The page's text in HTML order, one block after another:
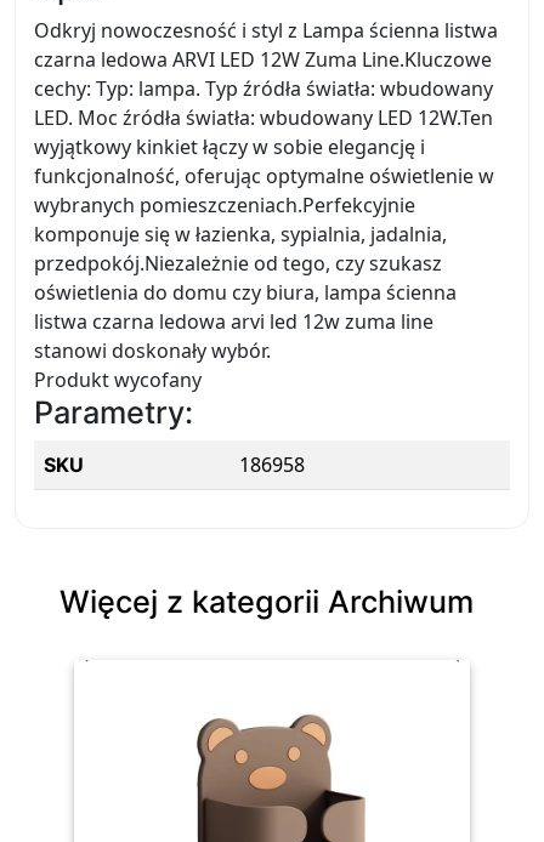
Odkryj nowoczesność i styl z Lampa ścienna listwa
czarna ledowa ARVI LED 12W Zuma Line.Kluczowe
cechy: Typ: lampa. Typ źródła światła: wbudowany
LED. Moc źródła światła: wbudowany LED 12W.Ten
wyjątkowy kinkiet łączy w sobie elegancję i
funkcjonalność, oferując optymalne oświetlenie w
wybranych pomieszczeniach.Perfekcyjnie
komponuje się w łazienka, sypialnia, jadalnia,
przedpokój.Niezależnie od tego, czy szukasz
oświetlenia do domu czy biura, lampa ścienna
listwa czarna ledowa arvi led 12w zuma line
stanowi doskonały wybór.
Produkt wycofany
Parametry:
SKU 186958
Więcej z kategorii Archiwum